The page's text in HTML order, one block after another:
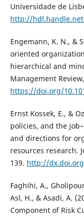
Universidade de
http://
Engemann, K. N., &
oriented
hierarchical and
Management
https://doi.org/
Ernst Kossek, E., &
policies, and the
and directions for
resources research.
139. http://
Faghihi, A.,
Asl, H., & Asadi, A.
Component of Risk